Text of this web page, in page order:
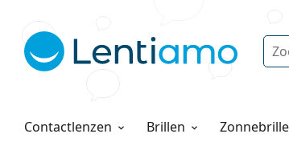
Zoek
Contactlenzen
Lenzenvloeistoffen Brillen
Hoe bestellen